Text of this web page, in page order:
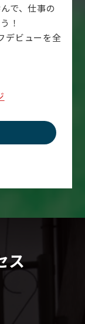
で、仕事の
！
デビューを全
ス